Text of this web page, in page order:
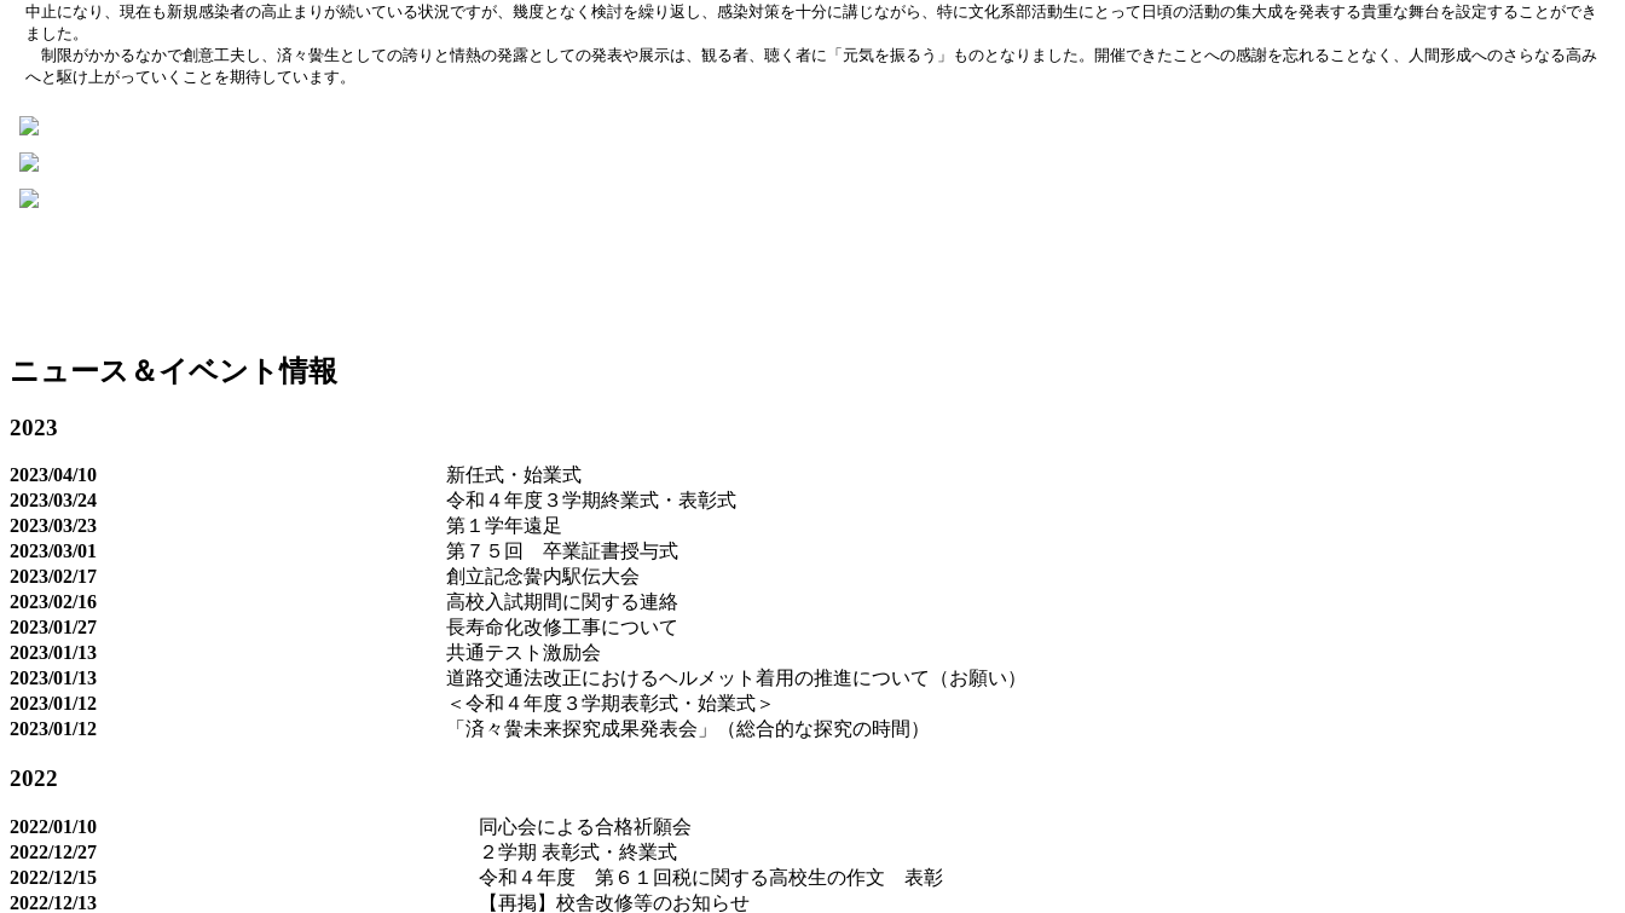
中止になり、現在も新規感染者の高止まりが続いている状況ですが、幾度となく検討を繰り返し、感染対策を十分に講じながら、特に文化系部活動生にとって日頃の活動の集大成を発表する貴重な舞台を設定することができ
ました。
制限がかかるなかで創意工夫し、済々黌生としての誇りと情熱の発露としての発表や展示は、観る者、聴く者に「元気を振るう」ものとなりました。開催できたことへの感謝を忘れることなく、人間形成へのさらなる高み
へと駆け上がっていくことを期待しています。
ニュース＆イベント情報
2023
2023/04/10
新任式・始業式
2023/03/24
令和４年度３学期終業式・表彰式
2023/03/23
第１学年遠足
2023/03/01
第７５回 卒業証書授与式
2023/02/17
創立記念黌内駅伝大会
2023/02/16
高校入試期間に関する連絡
2023/01/27
長寿命化改修工事について
2023/01/13
共通テスト激励会
2023/01/13
道路交通法改正におけるヘルメット着用の推進について（お願い）
2023/01/12
＜令和４年度３学期表彰式・始業式＞
2023/01/12
「済々黌未来探究成果発表会」（総合的な探究の時間）
2022
2022/01/10
同心会による合格祈願会
2022/12/27
２学期 表彰式・終業式
2022/12/15
令和４年度 第６１回税に関する高校生の作文 表彰
2022/12/13
【再掲】校舎改修等のお知らせ